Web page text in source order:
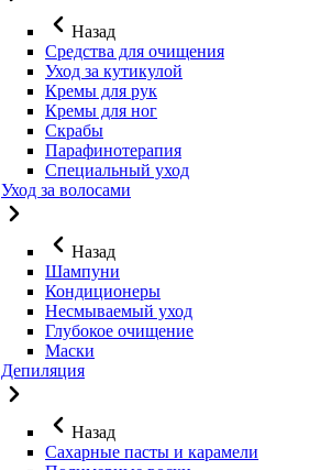
Назад
Средства для очищения
Уход за кутикулой
Кремы для рук
Кремы для ног
Скрабы
Парафинотерапия
Специальный уход
Уход за волосами
Назад
Шампуни
Кондиционеры
Несмываемый уход
Глубокое очищение
Маски
Депиляция
Назад
Сахарные пасты и карамели